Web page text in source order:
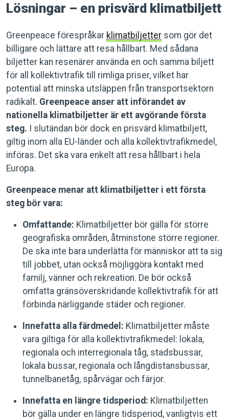
Lösningar – en prisvärd klimatbiljett
Greenpeace förespråkar klimatbiljetter som gör det
billigare och lättare att resa hållbart. Med sådana
biljetter kan resenärer använda en och samma biljett
för all kollektivtrafik till rimliga priser, vilket har
potential att minska utsläppen från transportsektorn
radikalt. Greenpeace anser att införandet av
nationella klimatbiljetter är ett avgörande första
steg. I slutändan bör dock en prisvärd klimatbiljett,
giltig inom alla EU-länder och alla kollektivtrafikmedel,
införas. Det ska vara enkelt att resa hållbart i hela
Europa.
Greenpeace menar att klimatbiljetter i ett första
steg bör vara:
Omfattande: Klimatbiljetter bör gälla för större
geografiska områden, åtminstone större regioner.
De ska inte bara underlätta för människor att ta sig
till jobbet, utan också möjliggöra kontakt med
familj, vänner och rekreation. De bör också
omfatta gränsöverskridande kollektivtrafik för att
förbinda närliggande städer och regioner.
Innefatta alla färdmedel: Klimatbiljetter måste
vara giltiga för alla kollektivtrafikmedel: lokala,
regionala och interregionala tåg, stadsbussar,
lokala bussar, regionala och långdistansbussar,
tunnelbanetåg, spårvägar och färjor.
Innefatta en längre tidsperiod: Klimatbiljetten
bör gälla under en längre tidsperiod, vanligtvis ett